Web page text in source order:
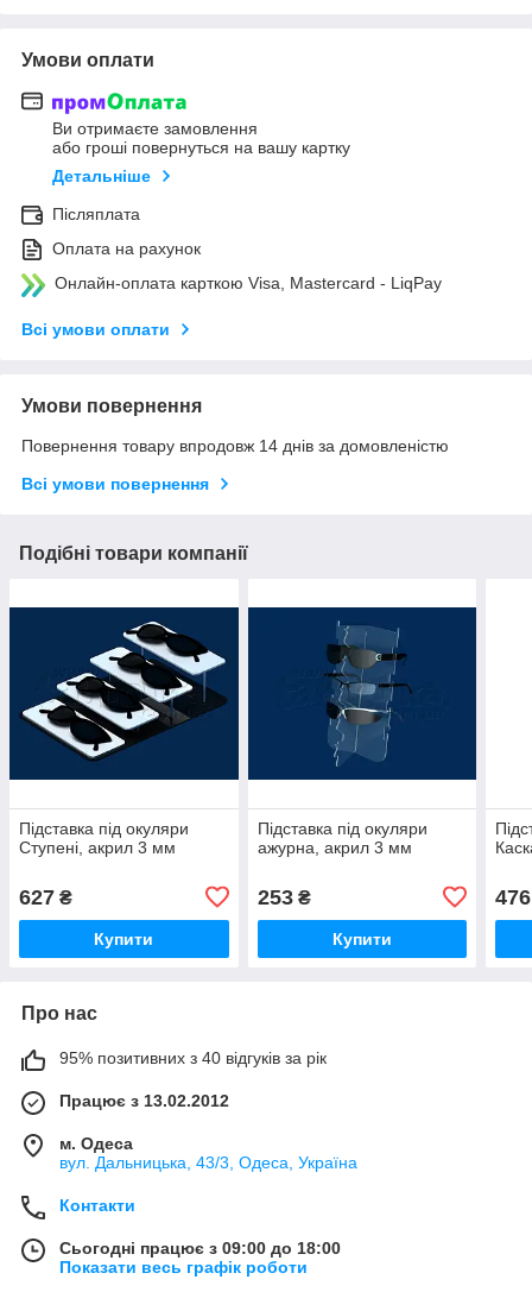
Умови оплати
Ви отримаєте замовлення
або гроші повернуться на вашу картку
Детальніше
Післяплата
Оплата на рахунок
Онлайн-оплата карткою Visa, Mastercard - LiqPay
Всі умови оплати
Умови повернення
Повернення товару впродовж 14 днів за домовленістю
Всі умови повернення
Подібні товари компанії
Підставка під окуляри
Ступені, акрил 3 мм
627 ₴
Купити
Підставка під окуляри
ажурна, акрил 3 мм
253₴
Купити
476
Про нас
95% позитивних з 40 відгуків за рік
Працює з 13.02.2012
м. Одеса
вул. Дальницька, 43/3, Одеса, Україна
Контакти
Сьогодні працює з 09:00 до 18:00
Показати весь графік роботи